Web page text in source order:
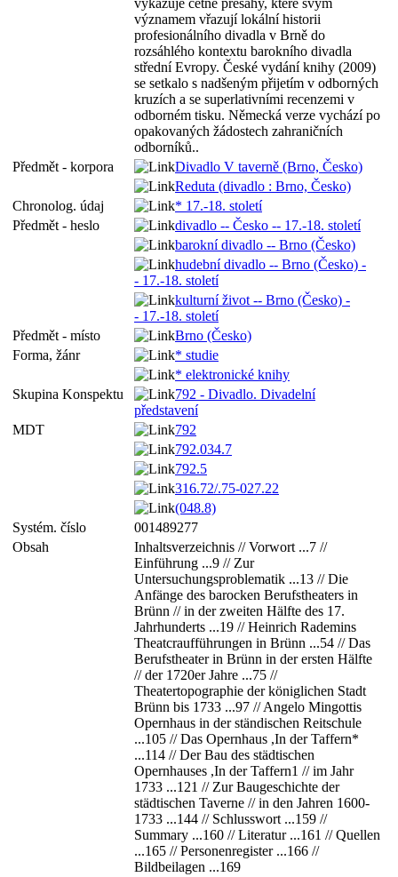
vykazuje četné přesahy, které svým
významem vřazují lokální historii
profesionálního divadla v Brně do
rozsáhlého kontextu barokního divadla
střední Evropy. České vydání knihy (2009)
se setkalo s nadšeným přijetím v odborných
kruzích a se superlativními recenzemi v
odborném tisku. Německá verze vychází po
opakovaných žádostech zahraničních
odborníků..
Předmět - korpora
Divadlo V taverně (Brno, Česko)
Reduta (divadlo : Brno, Česko)
Chronolog. údaj
* 17.-18. století
Předmět - heslo
divadlo -- Česko -- 17.-18. století
barokní divadlo -- Brno (Česko)
hudební divadlo -- Brno (Česko) -
- 17.-18. století
kulturní život -- Brno (Česko) -
- 17.-18. století
Předmět - místo
Brno (Česko)
Forma, žánr
* studie
* elektronické knihy
Skupina Konspektu
792 - Divadlo. Divadelní
představení
MDT
792
792.034.7
792.5
316.72/.75-027.22
(048.8)
Systém. číslo
001489277
Obsah
Inhaltsverzeichnis // Vorwort ...7 //
Einführung ...9 // Zur
Untersuchungsproblematik ...13 // Die
Anfänge des barocken Berufstheaters in
Brünn // in der zweiten Hälfte des 17.
Jahrhunderts ...19 // Heinrich Rademins
Theatcraufführungen in Brünn ...54 // Das
Berufstheater in Brünn in der ersten Hälfte
// der 1720er Jahre ...75 //
Theatertopographie der königlichen Stadt
Brünn bis 1733 ...97 // Angelo Mingottis
Opernhaus in der ständischen Reitschule
...105 // Das Opernhaus ,In der Taffern*
...114 // Der Bau des städtischen
Opernhauses ,In der Taffern1 // im Jahr
1733 ...121 // Zur Baugeschichte der
städtischen Taverne // in den Jahren 1600-
1733 ...144 // Schlusswort ...159 //
Summary ...160 // Literatur ...161 // Quellen
...165 // Personenregister ...166 //
Bildbeilagen ...169